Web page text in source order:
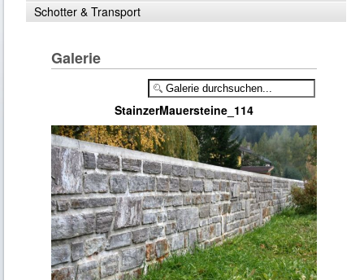
Schotter & Transport
Galerie
StainzerMauersteine_114